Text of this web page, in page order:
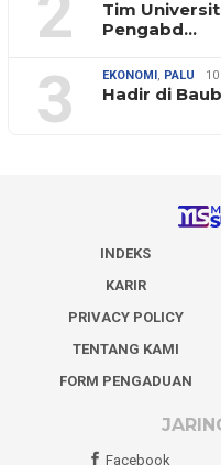
Tim
Pengabd…
3 EKONOMI, PALU
Hadir di
INDEKS
KARIR
PRIVACY POLICY
TENTANG KAMI
FORM PENGADUAN
Facebook